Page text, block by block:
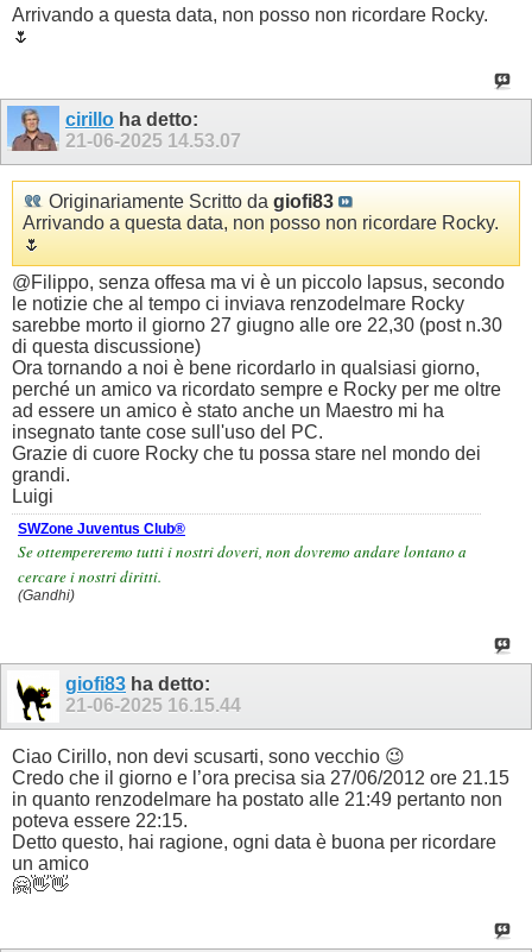
Arrivando a questa data, non posso non ricordare Rocky.
🌷
cirillo ha detto:
21-06-2025 14.53.07
Originariamente Scritto da giofi83
Arrivando a questa data, non posso non ricordare Rocky.
🌷
@Filippo, senza offesa ma vi è un piccolo lapsus, secondo
le notizie che al tempo ci inviava renzodelmare Rocky
sarebbe morto il giorno 27 giugno alle ore 22,30 (post n.30
di questa discussione)
Ora tornando a noi è bene ricordarlo in qualsiasi giorno,
perché un amico va ricordato sempre e Rocky per me oltre
ad essere un amico è stato anche un Maestro mi ha
insegnato tante cose sull'uso del PC.
Grazie di cuore Rocky che tu possa stare nel mondo dei
grandi.
Luigi
SWZone Juventus Club®
Se ottempereremo tutti i nostri doveri, non dovremo andare lontano a
cercare i nostri diritti.
(Gandhi)
giofi83 ha detto:
21-06-2025 16.15.44
Ciao Cirillo, non devi scusarti, sono vecchio 😉
Credo che il giorno e l’ora precisa sia 27/06/2012 ore 21.15
in quanto renzodelmare ha postato alle 21:49 pertanto non
poteva essere 22:15.
Detto questo, hai ragione, ogni data è buona per ricordare
un amico
🤗👋👋